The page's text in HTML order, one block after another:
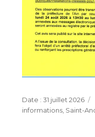
Publié
le
31 juillet 2026
informations, Saint-